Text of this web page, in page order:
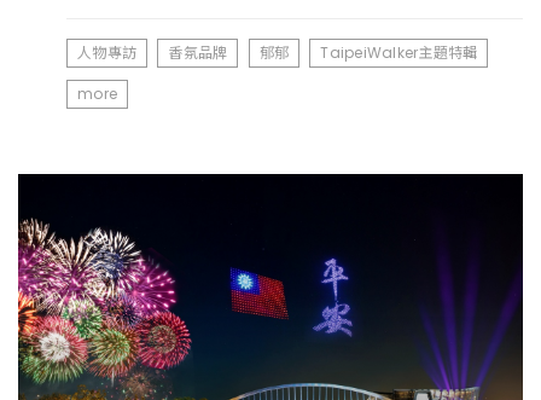
人物專訪 香氛品牌 郁郁
TaipeiWalker主題特輯
more